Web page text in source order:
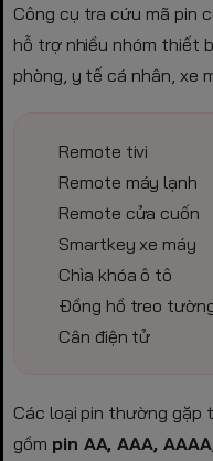
Công cụ tra cứu mã pin
hỗ trợ nhiều nhóm thiết
phòng, y tế cá nhân, xe
Remote tivi
Remote máy lạnh
Remote cửa cuốn
Smartkey xe máy
Chìa khóa ô tô
Đồng hồ treo
Cân điện tử
Các loại pin thường gặp
gồm pin AA, AAA,